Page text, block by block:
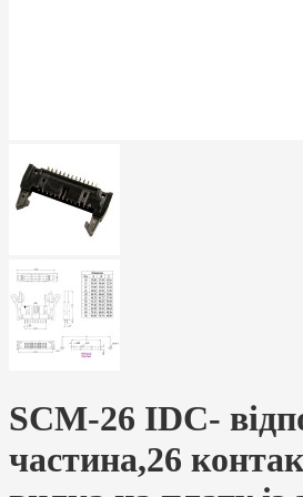
SCM-26 IDC-
частина,26